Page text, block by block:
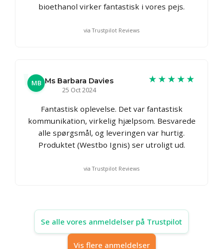
bioethanol virker fantastisk i vores pejs.
via Trustpilot Reviews
MB Ms Barbara Davies
25 Oct 2024
★★★★★
Fantastisk oplevelse. Det var fantastisk
kommunikation, virkelig hjælpsom. Besvarede
alle spørgsmål, og leveringen var hurtig.
Produktet (Westbo Ignis) ser utroligt ud.
via Trustpilot Reviews
Se alle vores anmeldelser på Trustpilot
Vis flere anmeldelser